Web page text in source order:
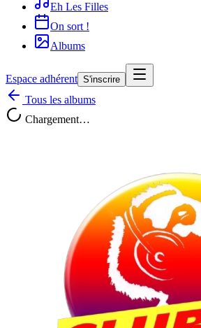
Eh Les Filles
On sort !
Albums
Espace adhérent S'inscrire
Tous les albums
Chargement…